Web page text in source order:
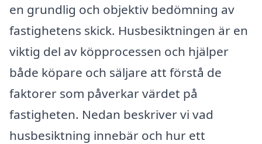
en grundlig och objektiv bedömning av
fastighetens skick. Husbesiktningen är en
viktig del av köpprocessen och hjälper
både köpare och säljare att förstå de
faktorer som påverkar värdet på
fastigheten. Nedan beskriver vi vad
husbesiktning innebär och hur ett